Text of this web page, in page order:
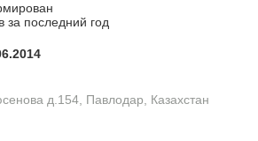
за последний год
д.154, Павлодар, Казахстан